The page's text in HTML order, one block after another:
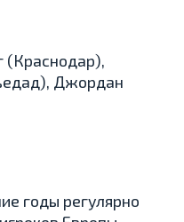
Джордан
годы регулярно